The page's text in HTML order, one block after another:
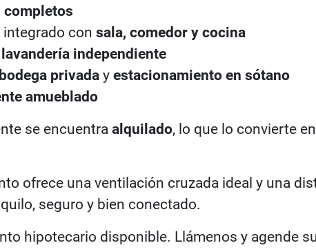
completos
integrado con sala, comedor y cocina
lavandería independiente
bodega privada y estacionamiento en sótano
amueblado
se encuentra alquilado, lo que lo convierte
ofrece una ventilación cruzada ideal y una
seguro y bien conectado.
hipotecario disponible. Llámenos y agende